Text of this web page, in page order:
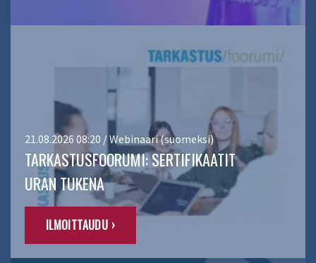
21.08.2026 08:20 / Webinaari (suomeksi)
TARKASTUSFOORUMI: SERTIFIKAATIT
URAN TUKENA
ILMOITTAUDU ›